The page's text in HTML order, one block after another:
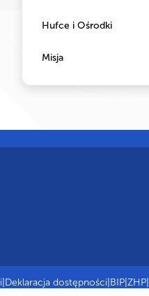
Hufce i Ośrodki
Misja
Deklaracja dostępności BIP ZHP